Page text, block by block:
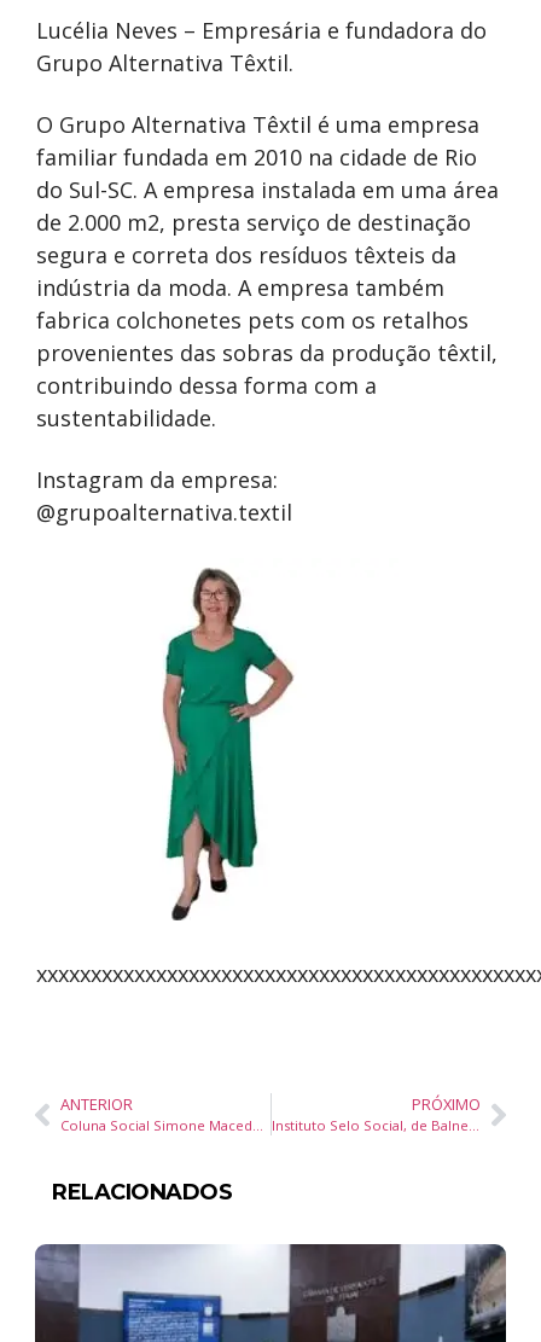
Lucélia Neves – Empresária e fundadora do
Grupo Alternativa Têxtil.
O Grupo Alternativa Têxtil é uma empresa
familiar fundada em 2010 na cidade de Rio
do Sul-SC. A empresa instalada em uma área
de 2.000 m2, presta serviço de destinação
segura e correta dos resíduos têxteis da
indústria da moda. A empresa também
fabrica colchonetes pets com os retalhos
provenientes das sobras da produção têxtil,
contribuindo dessa forma com a
sustentabilidade.
Instagram da empresa:
@grupoalternativa.textil
ANTERIOR
Coluna Social Simone Macedo – Jornal Diário DC – 15 nov24
PRÓXIMO
Instituto Selo Social, de Balneário Camboriú palestra no G20 Social
RELACIONADOS